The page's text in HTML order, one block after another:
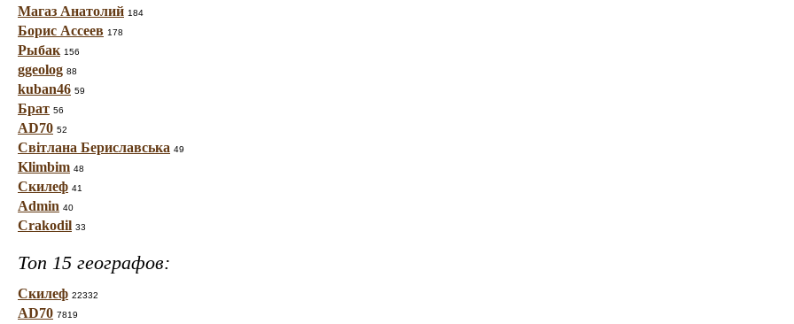
Магаз Анатолий 184
Борис Ассеев 178
Рыбак 156
ggeolog 88
kuban46 59
Брат 56
AD70 52
Світлана Бериславська 49
Klimbim 48
Скилеф 41
Admin 40
Crakodil 33
Топ 15 географов:
Скилеф 22332
AD70 7819